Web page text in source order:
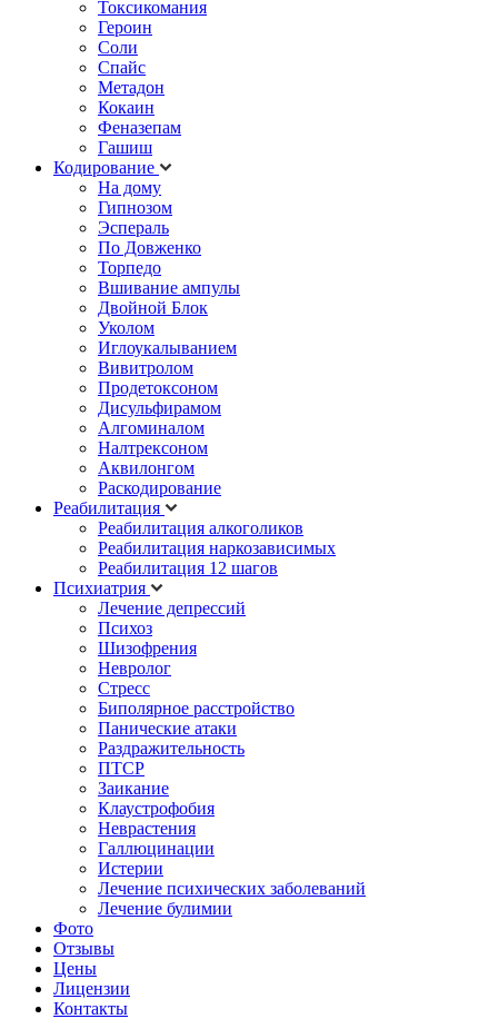
Токсикомания
Героин
Соли
Спайс
Метадон
Кокаин
Феназепам
Гашиш
Кодирование
На дому
Гипнозом
Эспераль
По Довженко
Торпедо
Вшивание ампулы
Двойной Блок
Уколом
Иглоукалыванием
Вивитролом
Продетоксоном
Дисульфирамом
Алгоминалом
Налтрексоном
Аквилонгом
Раскодирование
Реабилитация
Реабилитация алкоголиков
Реабилитация наркозависимых
Реабилитация 12 шагов
Психиатрия
Лечение депрессий
Психоз
Шизофрения
Невролог
Стресс
Биполярное расстройство
Панические атаки
Раздражительность
ПТСР
Заикание
Клаустрофобия
Неврастения
Галлюцинации
Истерии
Лечение психических заболеваний
Лечение булимии
Фото
Отзывы
Цены
Лицензии
Контакты